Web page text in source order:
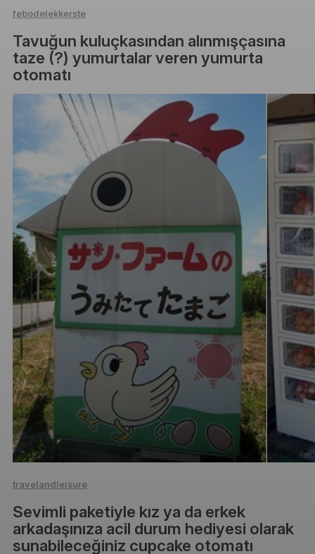
febodelekkerste
Tavuğun kuluçkasından alınmışçasına
taze (?) yumurtalar veren yumurta
otomatı
travelandleisure
Sevimli paketiyle kız ya da erkek
arkadaşınıza acil durum hediyesi olarak
sunabileceğiniz cupcake otomatı